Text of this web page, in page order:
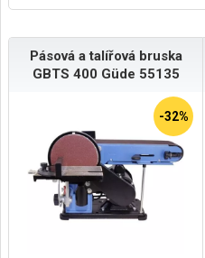
Pásová a talířová bruska
GBTS 400 Güde 55135
-32%